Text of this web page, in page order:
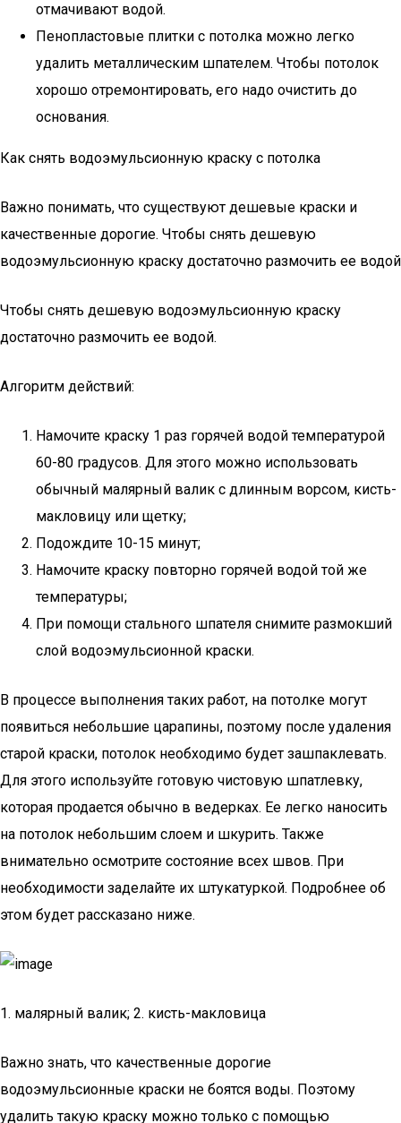
отмачивают водой.
Пенопластовые плитки с потолка можно легко
удалить металлическим шпателем. Чтобы потолок
хорошо отремонтировать, его надо очистить до
основания.
Как снять водоэмульсионную краску с потолка
Важно понимать, что существуют дешевые краски и
качественные дорогие. Чтобы снять дешевую
водоэмульсионную краску достаточно размочить ее водой
Чтобы снять дешевую водоэмульсионную краску
достаточно размочить ее водой.
Алгоритм действий:
Намочите краску 1 раз горячей водой температурой
60-80 градусов. Для этого можно использовать
обычный малярный валик с длинным ворсом, кисть-
макловицу или щетку;
Подождите 10-15 минут;
Намочите краску повторно горячей водой той же
температуры;
При помощи стального шпателя снимите размокший
слой водоэмульсионной краски.
В процессе выполнения таких работ, на потолке могут
появиться небольшие царапины, поэтому после удаления
старой краски, потолок необходимо будет зашпаклевать.
Для этого используйте готовую чистовую шпатлевку,
которая продается обычно в ведерках. Ее легко наносить
на потолок небольшим слоем и шкурить. Также
внимательно осмотрите состояние всех швов. При
необходимости заделайте их штукатуркой. Подробнее об
этом будет рассказано ниже.
1. малярный валик; 2. кисть-макловица
Важно знать, что качественные дорогие
водоэмульсионные краски не боятся воды. Поэтому
удалить такую краску можно только с помощью